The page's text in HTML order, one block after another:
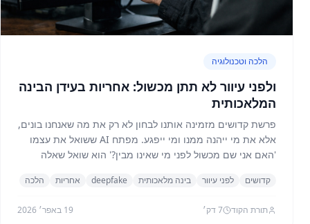
הלכה וטכנולוגיה
ולפני עיוור לא תתן מכשול: אחריות בעידן הבינה
המלאכותית
פרשת קדושים מזמינה אותנו לבחון לא רק את מה שאנחנו בונים,
אלא את מי ייהנה ממנו ומי ייפגע. מפתח AI ששואל את עצמו
'האם אני שם מכשול לפני מי שאינו מבין?' הוא שואל שאלה
קדושים לפני עיוור בינה מלאכותית deepfake אחריות הלכה
תורת הקוד 7דק׳ 19 באפר׳ 2026